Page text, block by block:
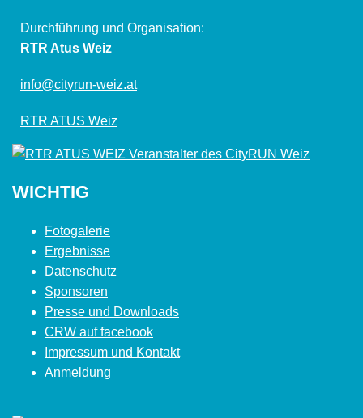
Durchführung und Organisation:
RTR Atus Weiz
info@cityrun-weiz.at
RTR ATUS Weiz
WICHTIG
Fotogalerie
Ergebnisse
Datenschutz
Sponsoren
Presse und Downloads
CRW auf facebook
Impressum und Kontakt
Anmeldung